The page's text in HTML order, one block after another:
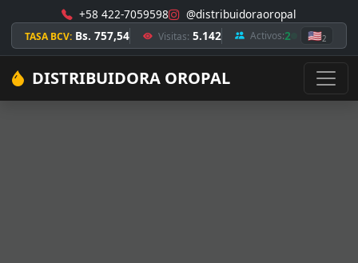
+58 422-7059598 @distribuidoraoropal
TASA BCV: Bs. 757,54 Visitas: 5.142 Activos:2 🇺🇸2
DISTRIBUIDORA OROPAL